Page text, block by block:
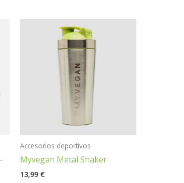
Accesorios deportivos
Myvegan Metal Shaker
13,99 €